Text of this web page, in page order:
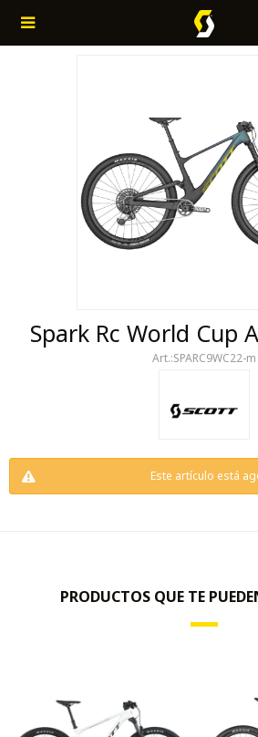

Spark Rc World Cup
SPARC9WC22-m
Este artículo está
PRODUCTOS QUE TE